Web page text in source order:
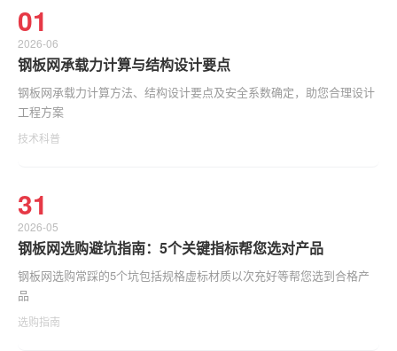
01
2026-06
钢板网承载力计算与结构设计要点
钢板网承载力计算方法、结构设计要点及安全系数确定，助您合理设计
工程方案
技术科普
31
2026-05
钢板网选购避坑指南：5个关键指标帮您选对产品
钢板网选购常踩的5个坑包括规格虚标材质以次充好等帮您选到合格产
品
选购指南